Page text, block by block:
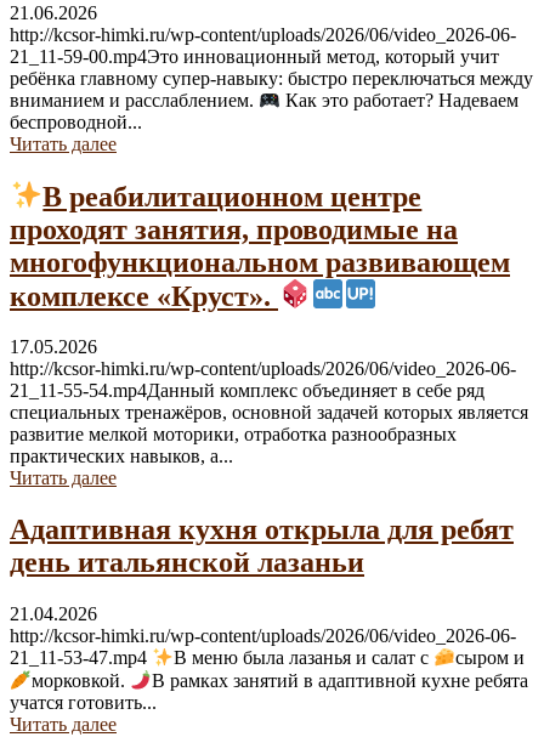
21.06.2026
http://kcsor-himki.ru/wp-content/uploads/2026/06/video_2026-06-
21_11-59-00.mp4Это инновационный метод, который учит
ребёнка главному супер-навыку: быстро переключаться между
вниманием и расслаблением.
Как это работает? Надеваем
беспроводной...
Читать далее
В реабилитационном центре
проходят занятия, проводимые на
многофункциональном развивающем
комплексе «Круст».
17.05.2026
http://kcsor-himki.ru/wp-content/uploads/2026/06/video_2026-06-
21_11-55-54.mp4Данный комплекс объединяет в себе ряд
специальных тренажёров, основной задачей которых является
развитие мелкой моторики, отработка разнообразных
практических навыков, а...
Читать далее
Адаптивная кухня открыла для ребят
день итальянской лазаньи
21.04.2026
http://kcsor-himki.ru/wp-content/uploads/2026/06/video_2026-06-
21_11-53-47.mp4
В меню была лазанья и салат с
сыром и
морковкой.
В рамках занятий в адаптивной кухне ребята
учатся готовить...
Читать далее